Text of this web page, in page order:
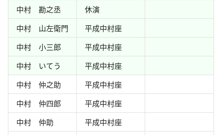
中村 勘之丞
休演
中村 山左衛門
平成中村座
中村 小三郎
平成中村座
中村 いてう
平成中村座
中村 仲之助
平成中村座
中村 仲四郎
平成中村座
中村 仲助
平成中村座